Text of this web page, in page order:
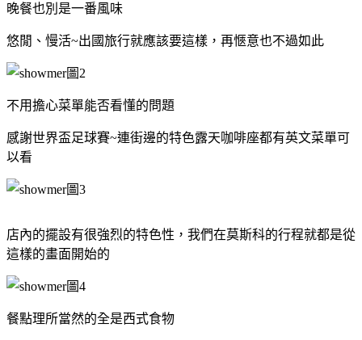
晚餐也別是一番風味
悠閒、慢活~出國旅行就應該要這樣，再愜意也不過如此
不用擔心菜單能否看懂的問題
感謝世界盃足球賽~連街邊的特色露天咖啡座都有英文菜單可
以看
店內的擺設有很強烈的特色性，我們在莫斯科的行程就都是從
這樣的畫面開始的
餐點理所當然的全是西式食物